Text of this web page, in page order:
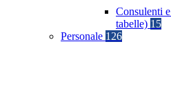
Consulenti
tabelle) 15
Personale 126